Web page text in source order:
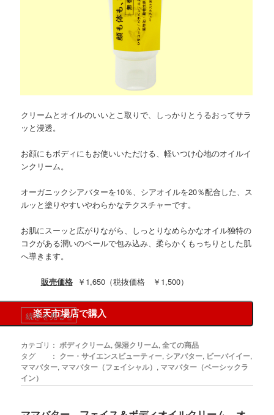
クリームとオイルのいいとこ取りで、しっかりとうるおってサラ
ッと浸透。
お顔にもボディにもお使いいただける、軽いつけ心地のオイルイ
ンクリーム。
オーガニックシアバターを10％、シアオイルを20％配合した、ス
ルッと塗りやすいやわらかなテクスチャーです。
お肌にスーッと広がりながら、しっとりなめらかなオイル独特の
コクがある潤いのベールで包み込み、柔らかくもっちりとした肌
へ導きます。
販売価格￥1,650（税抜価格 ￥1,500）
楽天市場店で購入
続きを見る»
カテゴリ： ボディクリーム,保湿クリーム,全ての商品
タグ ： クー・サイエンスビューティー, シアバター, ビーバイイー,
ママバター, ママバター（フェイシャル） , ママバター（ベーシックラ
イン）